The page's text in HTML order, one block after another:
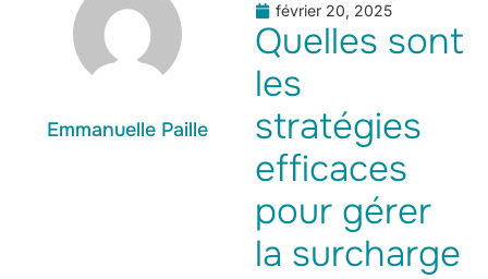
Emmanuelle Paille
février 20, 2025
Quelles sont
les
stratégies
efficaces
pour gérer
la surcharge